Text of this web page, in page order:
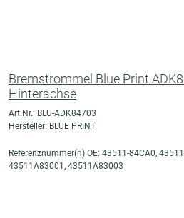
Bremstrommel Blue Print
Hinterachse
Art.Nr.: BLU-ADK84703
Hersteller: BLUE PRINT
Referenznummer(n) OE: 43511-84CA0,
43511A83001, 43511A83003